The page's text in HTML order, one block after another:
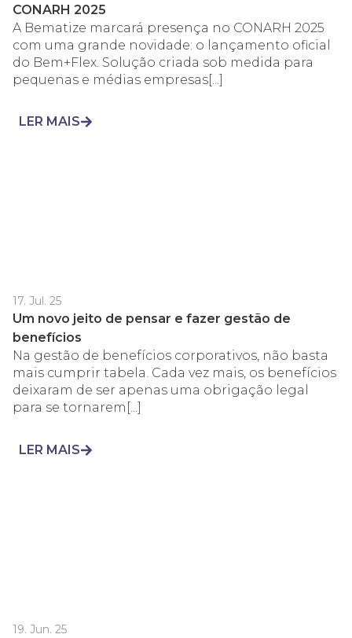
CONARH 2025
A Bematize marcará presença no CONARH 2025
com uma grande novidade: o lançamento oficial
do Bem+Flex. Solução criada sob medida para
pequenas e médias empresas[...]
LER MAIS
17. Jul. 25
Um novo jeito de pensar e fazer gestão de
benefícios
Na gestão de benefícios corporativos, não basta
mais cumprir tabela. Cada vez mais, os benefícios
deixaram de ser apenas uma obrigação legal
para se tornarem[...]
LER MAIS
19. Jun. 25